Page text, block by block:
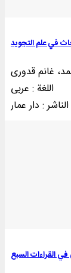
في علم التجوید
غانم قدوری
اللغة : عربی
الناشر : دار عمار
في القراءات السبع